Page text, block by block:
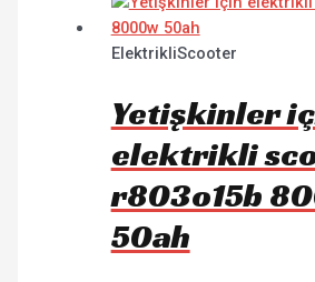
ElektrikliScooter
Yetişkinler
elektrikli
r803o15b
50ah